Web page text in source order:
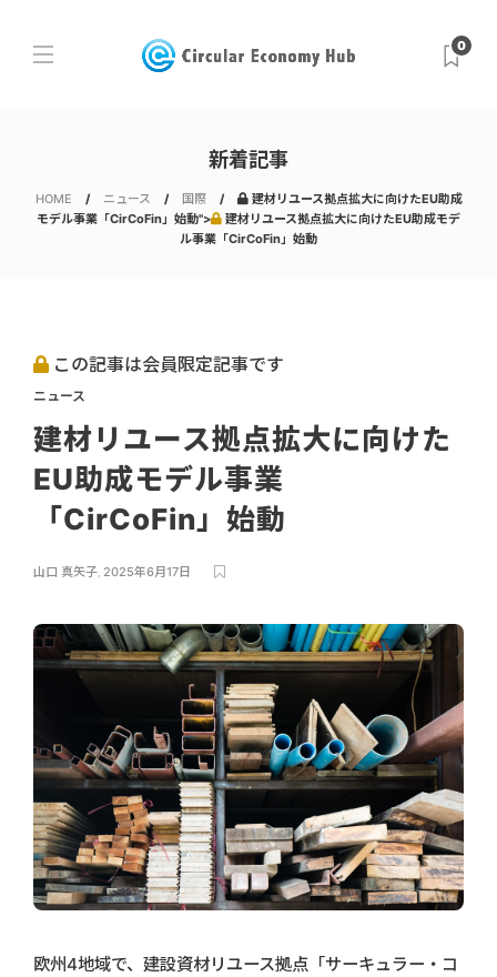
0
新着記事
HOME ニュース 国際
建材リユース拠点拡大に向けたEU助成
モデル事業「CirCoFin」始動">
建材リユース拠点拡大に向けたEU助成モデ
ル事業「CirCoFin」始動
この記事は会員限定記事です
ニュース
建材リユース拠点拡大に向けた
EU助成モデル事業
「CirCoFin」始動
山口 真矢子, 2025年6月17日
欧州4地域で、建設資材リユース拠点「サーキュラー・コ